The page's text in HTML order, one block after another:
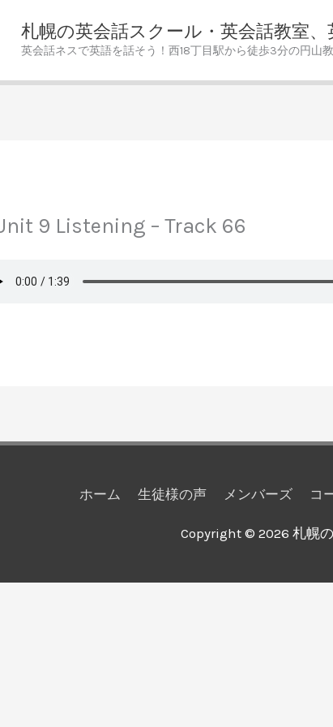
札幌の英会話スクール・英会話教室、
英会話ネスで英語を話そう！西18丁目駅から徒歩3分の円山
9 Listening – Track 66
ホーム 生徒様の声 メンバーズ コ
Copyright © 2026 札幌